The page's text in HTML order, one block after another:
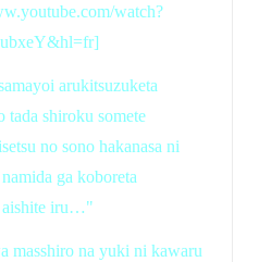
watch?
arukitsuzuketa
tada shiroku somete
no sono hakanasa ni
ga koboreta
aishite iru…"
masshiro na yuki ni kawaru